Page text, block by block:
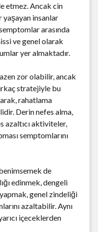
etmez. Ancak cin
yaşayan insanlar
arasında
ve genel olarak
yer almaktadır.
zor olabilir, ancak
stratejiyle bu
rahatlama
Derin nefes alma,
azaltıcı aktiviteler,
semptomlarını
de
edinmek, dengeli
genel zindeliği
azaltabilir. Aynı
içeceklerden